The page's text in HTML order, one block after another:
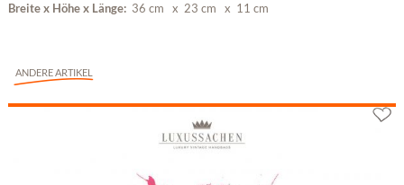
Breite x Höhe x Länge: 36 cm x 23 cm x 11 cm
ANDERE ARTIKEL